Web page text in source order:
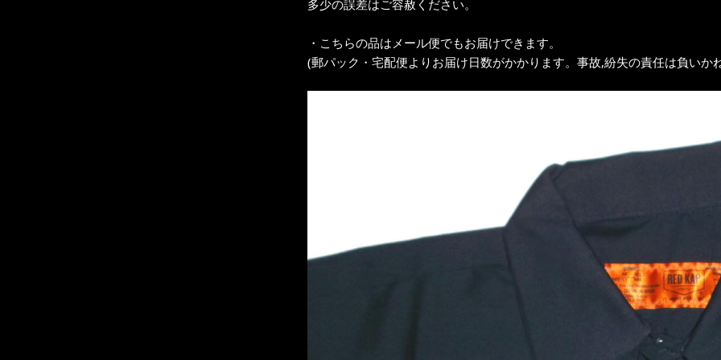
多少の誤差はご容赦ください。
・こちらの品はメール便でもお届けできます。
(郵パック・宅配便よりお届け日数がかかります。事故,紛失の責任は負いか